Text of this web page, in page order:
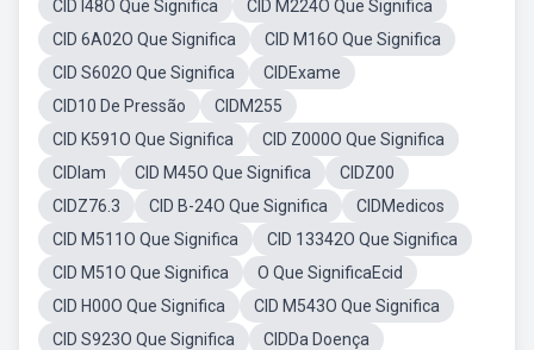
CID I48O Que Significa
CID M224O Que Significa
CID 6A02O Que Significa
CID M16O Que Significa
CID S602O Que Significa
CIDExame
CID10 De Pressão
CIDM255
CID K591O Que Significa
CID Z000O Que Significa
CIDIam
CID M45O Que Significa
CIDZ00
CIDZ76.3
CID B-24O Que Significa
CIDMedicos
CID M511O Que Significa
CID 13342O Que Significa
CID M51O Que Significa
O Que SignificaEcid
CID H00O Que Significa
CID M543O Que Significa
CID S923O Que Significa
CIDDa Doença